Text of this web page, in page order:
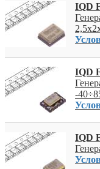
IQD
IQD
-
IQD